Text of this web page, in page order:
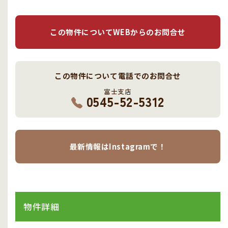
この物件についてWEBからのお問合せ
この物件について電話でのお問合せ
富士支店
0545-52-5312
最新情報はInstagramで！
物件詳細